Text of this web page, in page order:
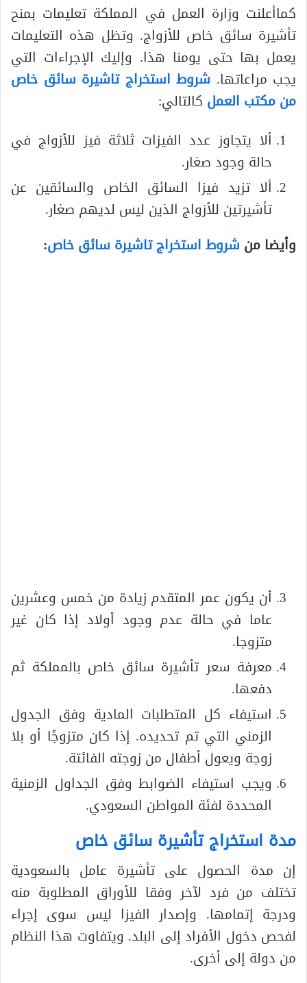
كماأعلنت وزارة العمل في المملكة تعليمات بمنح
تأشيرة سائق خاص للأزواج. وتظل هذه التعليمات
يعمل بها حتى يومنا هذا. وإليك الإجراءات التي
يجب مراعاتها. شروط استخراج تاشيرة سائق خاص
من مكتب العمل كالتالي:
ألا يتجاوز عدد الفيزات ثلاثة فيز للأزواج في
حالة وجود صغار.
ألا تزيد فيزا السائق الخاص والسائقين عن
تأشيرتين للأزواج الذين ليس لديهم صغار.
وأيضا من شروط استخراج تاشيرة سائق خاص:
أن يكون عمر المتقدم زيادة من خمس وعشرين
عاما في حالة عدم وجود أولاد إذا كان غير
متزوجا.
معرفة سعر تأشيرة سائق خاص بالمملكة ثم
دفعها.
استيفاء كل المتطلبات المادية وفق الجدول
الزمني التي تم تحديده. إذا كان متزوجًا أو بلا
زوجة ويعول أطفال من زوجته الفائتة.
ويجب استيفاء الضوابط وفق الجداول الزمنية
المحددة لفئة المواطن السعودي.
مدة استخراج تأشيرة سائق خاص
إن مدة الحصول على تأشيرة عامل بالسعودية
تختلف من فرد لآخر وفقا للأوراق المطلوبة منه
ودرجة إتمامها. وإصدار الفيزا ليس سوى إجراء
لفحص دخول الأفراد إلى البلد. ويتفاوت هذا النظام
من دولة إلى أخرى.